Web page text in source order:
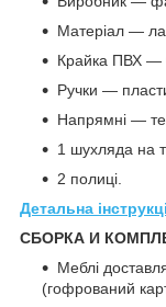
Матеріал —
Крайка ПВХ —
Ручки —
Напрямні —
1 шухляда на
2 полиці.
Детальна
СБОРКА И
Меблі
(гофрований